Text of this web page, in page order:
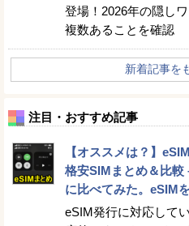
登場！2026年の隠し
複数あることを確認
新着記事を
注目・おすすめ記事
【オススメは？】
格安SIMまとめ＆比較
に比べてみた。eSIM
eSIM発行に対応して